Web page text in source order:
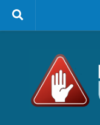
Zum Inhalt springen